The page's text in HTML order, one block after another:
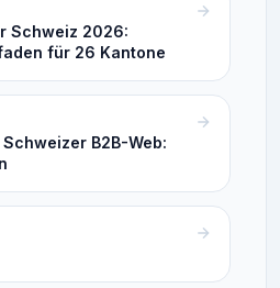
Schweiz 2026:
für 26 Kantone
B2B-Web: